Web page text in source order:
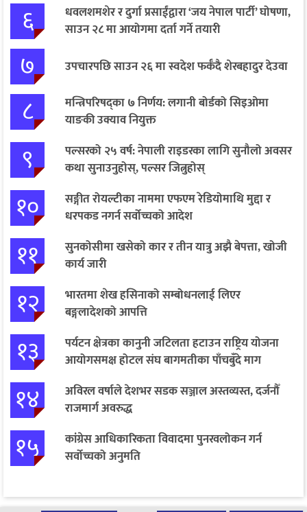
६
धवलशमशेर र दुर्गा प्रसाईंद्वारा ‘जय नेपाल पार्टी’ घोषणा,
साउन २८ मा आयोगमा दर्ता गर्ने तयारी
७ उपचारपछि साउन २६ मा स्वदेश फर्कँदै शेरबहादुर देउवा
८
मन्त्रिपरिषद्का ७ निर्णय: लगानी बोर्डको सिइओमा
याङकी उक्याव नियुक्त
९
पल्सरको २५ वर्ष: नेपाली राइडरका लागि सुनौलो अवसर
कथा सुनाउनुहोस्, पल्सर जित्नुहोस्
१०
सङ्गीत रोयल्टीका नाममा एफएम रेडियोमाथि मुद्दा र
धरपकड नगर्न सर्वोच्चको आदेश
११
सुनकोसीमा खसेको कार र तीन यात्रु अझै बेपत्ता, खोजी
कार्य जारी
१२
भारतमा शेख हसिनाको सम्बोधनलाई लिएर
बङ्गलादेशको आपत्ति
१३
पर्यटन क्षेत्रका कानुनी जटिलता हटाउन राष्ट्रिय योजना
आयोगसमक्ष होटल संघ बागमतीका पाँचबुँदे माग
१४
अविरल वर्षाले देशभर सडक सञ्जाल अस्तव्यस्त, दर्जनौँ
राजमार्ग अवरुद्ध
१५
कांग्रेस आधिकारिकता विवादमा पुनरवलोकन गर्न
सर्वोच्चको अनुमति